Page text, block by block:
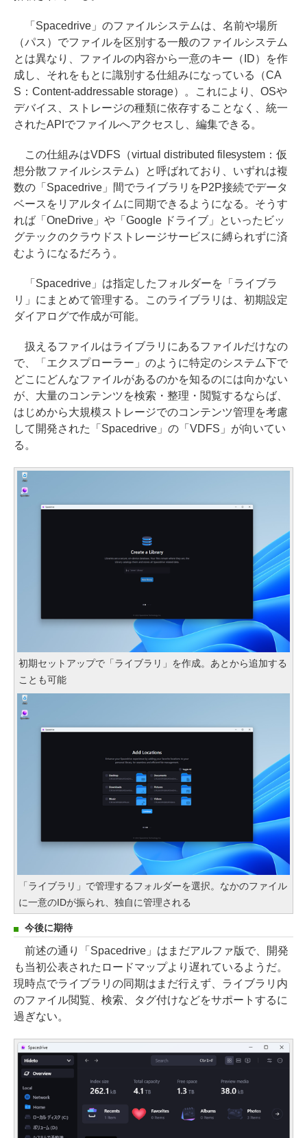
「Spacedrive」のファイルシステムは、名前や場所
（パス）でファイルを区別する一般のファイルシステム
とは異なり、ファイルの内容から一意のキー（ID）を作
成し、それをもとに識別する仕組みになっている（CA
S：Content-addressable storage）。これにより、OSや
デバイス、ストレージの種類に依存することなく、統一
されたAPIでファイルへアクセスし、編集できる。
この仕組みはVDFS（virtual distributed filesystem：仮
想分散ファイルシステム）と呼ばれており、いずれは複
数の「Spacedrive」間でライブラリをP2P接続でデータ
ベースをリアルタイムに同期できるようになる。そうす
れば「OneDrive」や「Google ドライブ」といったビッ
グテックのクラウドストレージサービスに縛られずに済
むようになるだろう。
「Spacedrive」は指定したフォルダーを「ライブラ
リ」にまとめて管理する。このライブラリは、初期設定
ダイアログで作成が可能。
扱えるファイルはライブラリにあるファイルだけなの
で、「エクスプローラー」のように特定のシステム下で
どこにどんなファイルがあるのかを知るのには向かない
が、大量のコンテンツを検索・整理・閲覧するならば、
はじめから大規模ストレージでのコンテンツ管理を考慮
して開発された「Spacedrive」の「VDFS」が向いてい
る。
初期セットアップで「ライブラリ」を作成。あとから追加する
ことも可能
「ライブラリ」で管理するフォルダーを選択。なかのファイル
に一意のIDが振られ、独自に管理される
今後に期待
前述の通り「Spacedrive」はまだアルファ版で、開発
も当初公表されたロードマップより遅れているようだ。
現時点でライブラリの同期はまだ行えず、ライブラリ内
のファイル閲覧、検索、タグ付けなどをサポートするに
過ぎない。